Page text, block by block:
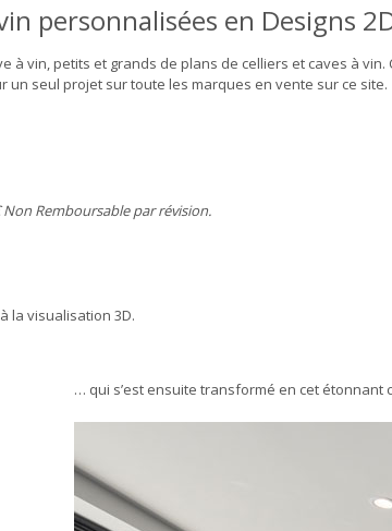
personnalisées en Designs
vin, petits et grands de plans de celliers et caves à vin.
un seul projet sur toute les marques en vente sur ce site.
Non Remboursable par révision.
la visualisation 3D.
… qui s’est ensuite transformé en cet étonnant